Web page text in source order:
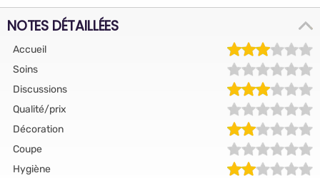
NOTES DÉTAILLÉES
Accueil
Soins
Discussions
Qualité/prix
Décoration
Coupe
Hygiène